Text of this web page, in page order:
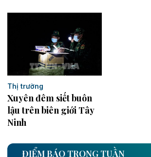
Thị trường
Xuyên đêm siết buôn
lậu trên biên giới Tây
Ninh
ĐIỂM BÁO TRONG TUẦN